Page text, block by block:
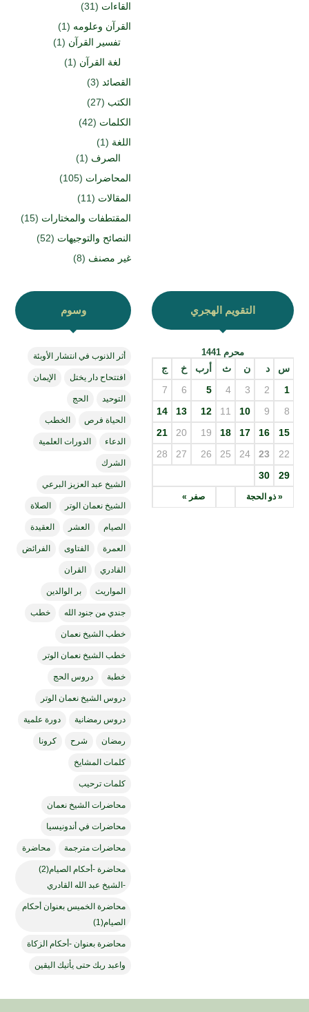
القاءات (31)
القرآن وعلومه (1)
تفسير القرآن (1)
لغة القرآن (1)
القصائد (3)
الكتب (27)
الكلمات (42)
اللغة (1)
الصرف (1)
المحاضرات (105)
المقالات (11)
المقتطفات والمختارات (15)
النصائح والتوجيهات (52)
غير مصنف (8)
التقويم الهجري
محرم 1441
س د ن ث أرب خ ج
« ذو الحجة صفر »
1
2
3
4
5
6
7
8
9
10
11
12
13
14
15
16
17
18
19
20
21
22
23
24
25
26
27
28
29
30
وسوم
أثر الذنوب في انتشار الأوبئة
افتتحاح دار يختل الإيمان
التوحيد الحج
الحياة فرص الخطب
الدعاء الدورات العلمية
الشرك
الشيخ عبد العزيز البرعي
الشيخ نعمان الوتر الصلاة
الصيام العشر العقيدة
العمرة الفتاوى الفرائض
القادري القران
المواريث بر الوالدين
جندي من جنود الله خطب
خطب الشيخ نعمان
خطب الشيخ نعمان الوتر
خطبة دروس الحج
دروس الشيخ نعمان الوتر
دروس رمضانية دورة علمية
رمضان شرح كرونا
كلمات المشايخ
كلمات ترحيب
محاضرات الشيخ نعمان
محاضرات في أندونيسيا
محاضرات مترجمة محاضرة
محاضرة -أحكام الصيام(2)
-الشيخ عبد الله القادري
محاضرة الخميس بعنوان أحكام
الصيام(1)
محاضرة بعنوان -أحكام الزكاة
واعبد ربك حتى يأتيك اليقين